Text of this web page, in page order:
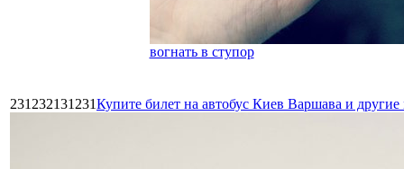
вогнать в ступор
231232131231Купите билет на автобус Киев Варшава и